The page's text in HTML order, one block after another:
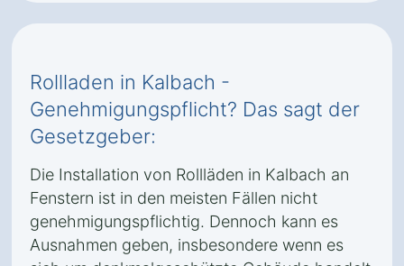
Rollladen in Kalbach -
Genehmigungspflicht? Das sagt der
Gesetzgeber:
Die Installation von Rollläden in Kalbach an
Fenstern ist in den meisten Fällen nicht
genehmigungspflichtig. Dennoch kann es
Ausnahmen geben, insbesondere wenn es